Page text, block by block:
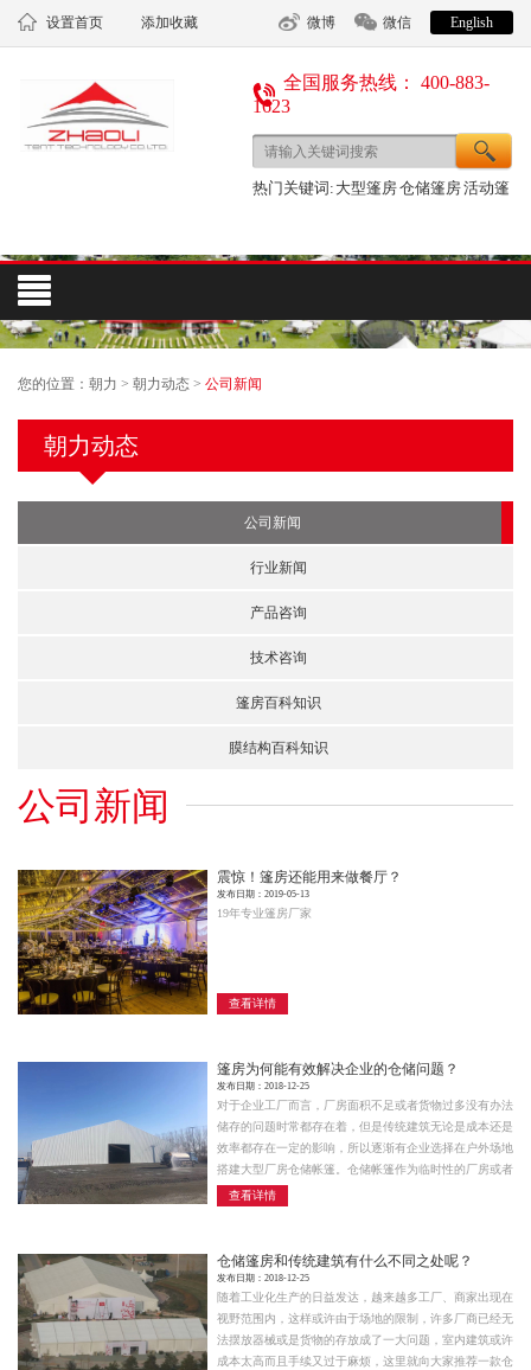
设置首页 添加收藏 微博 微信 English
全国服务热线： 400-883-
1623
热门关键词: 大型篷房仓储篷房活动篷
您的位置： 朝力 > 朝力动态 > 公司新闻
朝力动态
公司新闻
行业新闻
产品咨询
技术咨询
篷房百科知识
膜结构百科知识
公司新闻
震惊！篷房还能用来做餐厅？
发布日期：2019-05-13
19年专业篷房厂家
查看详情
篷房为何能有效解决企业的仓储问题？
发布日期：2018-12-25
对于企业工厂而言，厂房面积不足或者货物过多没有办法
储存的问题时常都存在着，但是传统建筑无论是成本还是
效率都存在一定的影响，所以逐渐有企业选择在户外场地
搭建大型厂房仓储帐篷。仓储帐篷作为临时性的厂房或者
仓库都是比较好的选择。
查看详情
仓储篷房和传统建筑有什么不同之处呢？
发布日期：2018-12-25
随着工业化生产的日益发达，越来越多工厂、商家出现在
视野范围内，这样或许由于场地的限制，许多厂商已经无
法摆放器械或是货物的存放成了一大问题，室内建筑或许
成本太高而且手续又过于麻烦，这里就向大家推荐一款仓